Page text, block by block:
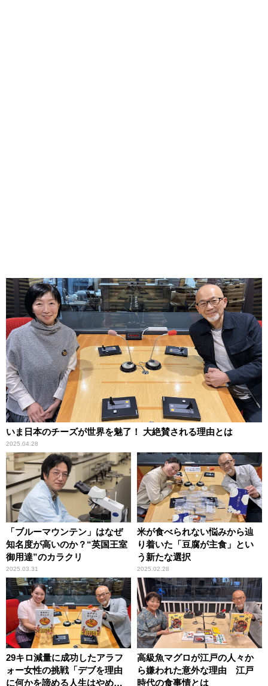
いま日本のチーズが世界を魅了！ 大絶賛される理由とは
2025.04.28
「ブルーマウンテン」はなぜ
知名度が高いのか？“英国王室
御用達”のカラクリ
2025.03.31
米が食べられない悩みから辿
り着いた「豆腐が主食」とい
う新たな選択
2025.02.28
29キロ減量に成功したアラフ
ォー女性の挑戦「デブを理由
に何かを諦める人生はやめた
高級魚マグロが江戸の人々か
ら嫌われた意外な理由 江戸
時代の食事情とは